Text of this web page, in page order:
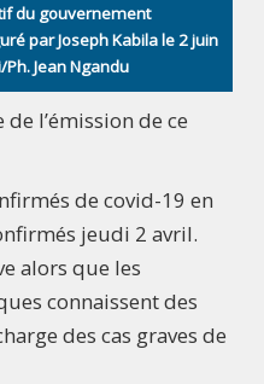
du gouvernement
par Joseph Kabila le 2 juin
Jean Ngandu
l’émission de ce
de covid-19 en
jeudi 2 avril.
alors que les
connaissent des
des cas graves de